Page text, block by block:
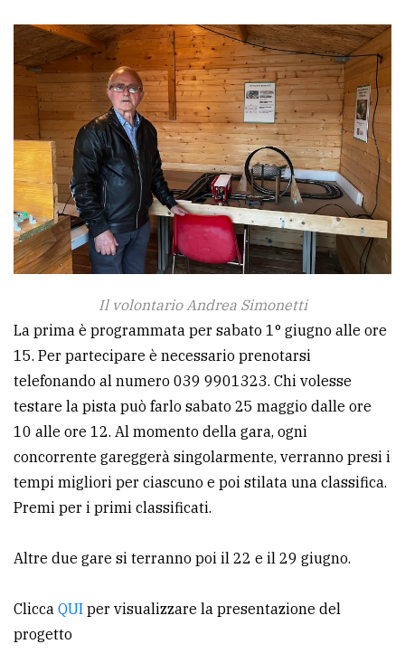
Il volontario Andrea Simonetti
La prima è programmata per sabato 1° giugno alle ore
15. Per partecipare è necessario prenotarsi
telefonando al numero 039 9901323. Chi volesse
testare la pista può farlo sabato 25 maggio dalle ore
10 alle ore 12. Al momento della gara, ogni
concorrente gareggerà singolarmente, verranno presi i
tempi migliori per ciascuno e poi stilata una classifica.
Premi per i primi classificati.
Altre due gare si terranno poi il 22 e il 29 giugno.
Clicca QUI per visualizzare la presentazione del
progetto